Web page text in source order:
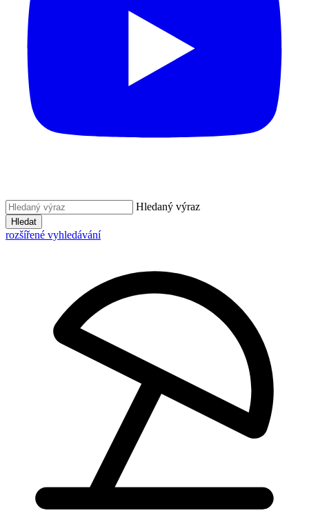
Hledaný výraz
Hledat
rozšířené vyhledávání